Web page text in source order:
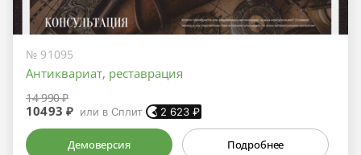
№ 91095
Антиквариат, реставрация
14 990 ₽
10493 ₽ или в Сплит 2 623 ₽
Демоверсия Подробнее